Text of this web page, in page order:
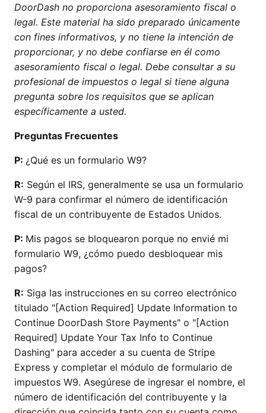
DoorDash no proporciona asesoramiento fiscal o
legal. Este material ha sido preparado únicamente
con fines informativos, y no tiene la intención de
proporcionar, y no debe confiarse en él como
asesoramiento fiscal o legal. Debe consultar a su
profesional de impuestos o legal si tiene alguna
pregunta sobre los requisitos que se aplican
específicamente a usted.
Preguntas Frecuentes
P: ¿Qué es un formulario W9?
R: Según el IRS, generalmente se usa un formulario
W-9 para confirmar el número de identificación
fiscal de un contribuyente de Estados Unidos.
P: Mis pagos se bloquearon porque no envié mi
formulario W9, ¿cómo puedo desbloquear mis
pagos?
R: Siga las instrucciones en su correo electrónico
titulado "[Action Required] Update Information to
Continue DoorDash Store Payments" o "[Action
Required] Update Your Tax Info to Continue
Dashing" para acceder a su cuenta de Stripe
Express y completar el módulo de formulario de
impuestos W9. Asegúrese de ingresar el nombre, el
número de identificación del contribuyente y la